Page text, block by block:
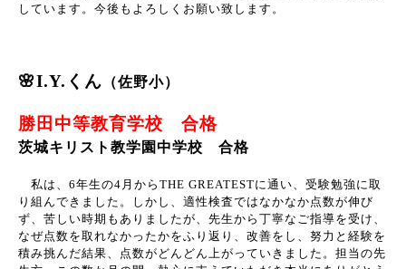
しています。今後もよろしくお願い致します。
🌸I.Y.くん （佐野小）
勝田中等教育学校 合格
茨城キリスト教学園中学校 合格
私は、 6年生の4 月から THE GREATESTに通い、受験勉強に取
り組んできました。しかし、適性検査ではなかなか点数が伸び
ず、苦しい時期もありましたが、先生から丁寧なご指導を受け、
なぜ点数を取れなかったかをふり返り、改善をし、努力と経験を
積み挑んだ結果、点数がどんどん上がっていきました。担当の先